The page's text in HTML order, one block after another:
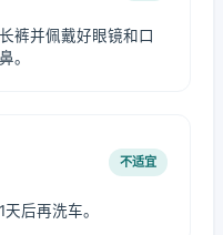
裤并佩戴好眼镜和口
。
不适宜
后再洗车。